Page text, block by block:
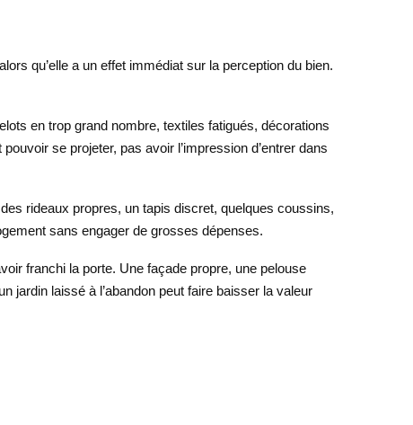
qu’elle a un effet immédiat sur la perception du bien.
en trop grand nombre, textiles fatigués, décorations
se projeter, pas avoir l’impression d’entrer dans
rideaux propres, un tapis discret, quelques coussins,
sans engager de grosses dépenses.
franchi la porte. Une façade propre, une pelouse
jardin laissé à l’abandon peut faire baisser la valeur